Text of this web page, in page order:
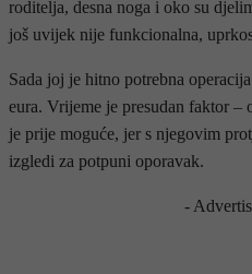
roditelja, desna noga i oko su
još uvijek nije funkcionalna,
Sada joj je hitno potrebna
eura. Vrijeme je presudan faktor –
je prije moguće, jer s njegovim
izgledi za potpuni oporavak.
-